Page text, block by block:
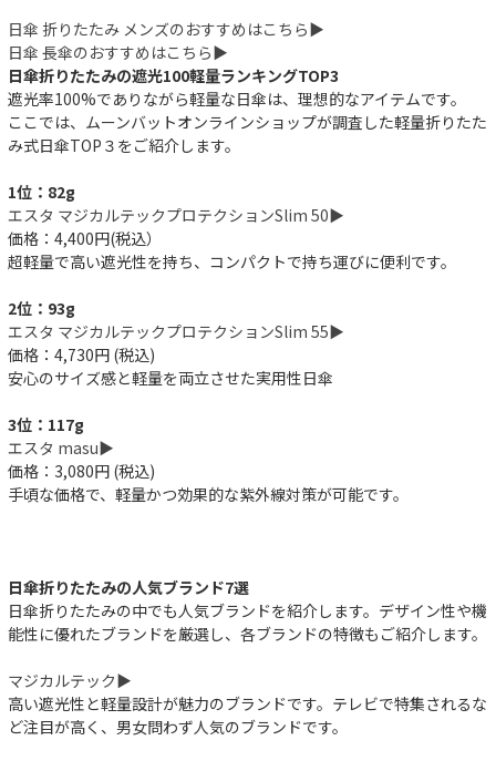
日傘 折りたたみ メンズのおすすめはこちら▶︎
日傘 長傘のおすすめはこちら▶︎
日傘折りたたみの遮光100軽量ランキングTOP3
遮光率100%でありながら軽量な日傘は、理想的なアイテムです。
ここでは、ムーンバットオンラインショップが調査した軽量折りたた
み式日傘TOP３をご紹介します。
1位：82g
エスタ マジカルテックプロテクションSlim 50▶︎
価格：4,400円(税込）
超軽量で高い遮光性を持ち、コンパクトで持ち運びに便利です。
2位：93g
エスタ マジカルテックプロテクションSlim 55▶︎
価格：4,730円 (税込)
安心のサイズ感と軽量を両立させた実用性日傘
3位：117g
エスタ masu▶︎
価格：3,080円 (税込)
手頃な価格で、軽量かつ効果的な紫外線対策が可能です。
日傘折りたたみの人気ブランド7選
日傘折りたたみの中でも人気ブランドを紹介します。デザイン性や機
能性に優れたブランドを厳選し、各ブランドの特徴もご紹介します。
マジカルテック▶︎
高い遮光性と軽量設計が魅力のブランドです。テレビで特集されるな
ど注目が高く、男女問わず人気のブランドです。